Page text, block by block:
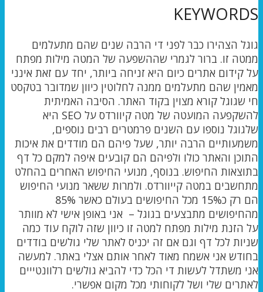
KEYWORDS
גוגל הצהירו כבר לפני די הרבה שנים שהם מתעלמים
ממטה זו. ברור לגמרי שההשפעה של המטה מילות מפתח
על קידום אתרים כיום היא זניחה ביותר, יחד עם זאת אינני
מאמין שהם מתעלמים ממנה לחלוטין כיוון שמדובר בטקסט
חי שגוגל קורא מצוין בקוד האתר. הסיבה האמיתית
להשקפעה המועטה של מטה קיוורדס על SEO היא
שלגוגל נוספו עם השנים פרמטרים רבים נוספים,
משמעותיים הרבה יותר, שעל פיהם הם מודדים את איכות
התוכן והאתר כולו ולפיהם הם קובעים איפה למקם כל דף
בתוצאות החיפוש. בנוסף, מנועי החיפוש האחרים בהחלט
מתחשבים במטה קייוורדס. ולמרות ששאר מנועי החיפוש
הם רק כ15% מכל החיפושים בעולם כאשר 85%
מהחיפושים מתבצעים בגוגל – אני באופן אישי לא מוותר
על הזנת מילות מפתח למטה זו כיוון שזה לוקח עוד כמה
שניות לכל דף וגם אם זה יכניס לאתר שלי גולשים בודדים
בחודש אני אשמח מאוד לאחר אותם אצלי באתר. למעשה
אני משתדל לעשות די הכל כדי להביא גולשים רלוונטייים
לאתרים שלי ושל לקוחותי מכל מקום אפשרי.